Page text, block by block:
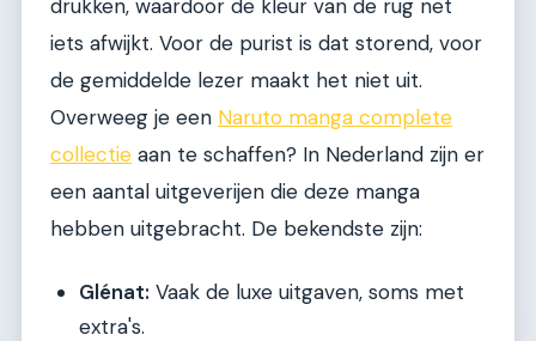
drukken, waardoor de kleur van de rug net
iets afwijkt. Voor de purist is dat storend, voor
de gemiddelde lezer maakt het niet uit.
Overweeg je een Naruto manga complete
collectie aan te schaffen? In Nederland zijn er
een aantal uitgeverijen die deze manga
hebben uitgebracht. De bekendste zijn:
Glénat: Vaak de luxe uitgaven, soms met
extra's.